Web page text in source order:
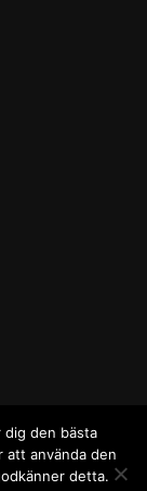
den bästa
att använda den
detta.